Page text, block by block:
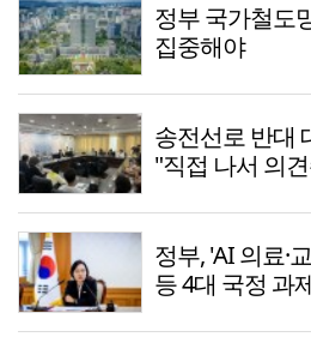
정부 국가철도
집중해야
송전선로 반대
"직접 나서 의
정부, 'AI 의료·
등 4대 국정 과